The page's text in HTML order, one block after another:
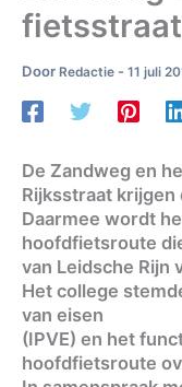
fietsstraat
Door Redactie - 11 juli
De Zandweg en
Rijksstraat
Daarmee wordt
hoofdfietsroute
van Leidsche Rijn
Het college
van eisen
(IPVE) en het
hoofdfietsroute